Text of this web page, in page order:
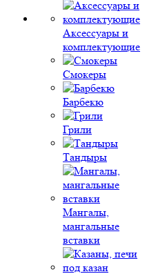
Аксессуары и
комплектующие
Смокеры
Барбекю
Грили
Тандыры
Мангалы,
мангальные
вставки